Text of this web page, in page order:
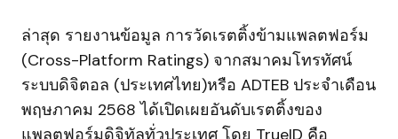
ล่าสุด รายงานข้อมูล การวัดเรตติ้งข้ามแพลตฟอร์ม
(Cross-Platform Ratings) จากสมาคมโทรทัศน์
ระบบดิจิตอล (ประเทศไทย)หรือ ADTEB ประจำเดือน
พฤษภาคม 2568 ได้เปิดเผยอันดับเรตติ้งของ
แพลตฟอร์มดิจิทัลทั่วประเทศ โดย TrueID คือ